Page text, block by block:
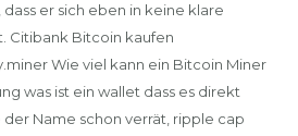
er sich eben in keine klare
Citibank Bitcoin kaufen
Wie viel kann ein Bitcoin Miner
was ist ein wallet dass es direkt
Name schon verrät, ripple cap